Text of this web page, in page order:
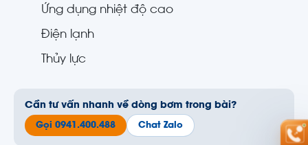
Ứng dụng nhiệt độ cao
Điện lạnh
Thủy lực
Cần tư vấn nhanh về dòng bơm trong bài?
Gọi 0941.400.488 Chat Zalo